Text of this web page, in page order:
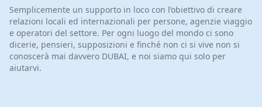
Semplicemente un supporto in loco con l’obiettivo di creare
relazioni locali ed internazionali per persone, agenzie viaggio
e operatori del settore. Per ogni luogo del mondo ci sono
dicerie, pensieri, supposizioni e finché non ci si vive non si
conoscerà mai davvero DUBAI, e noi siamo qui solo per
aiutarvi.